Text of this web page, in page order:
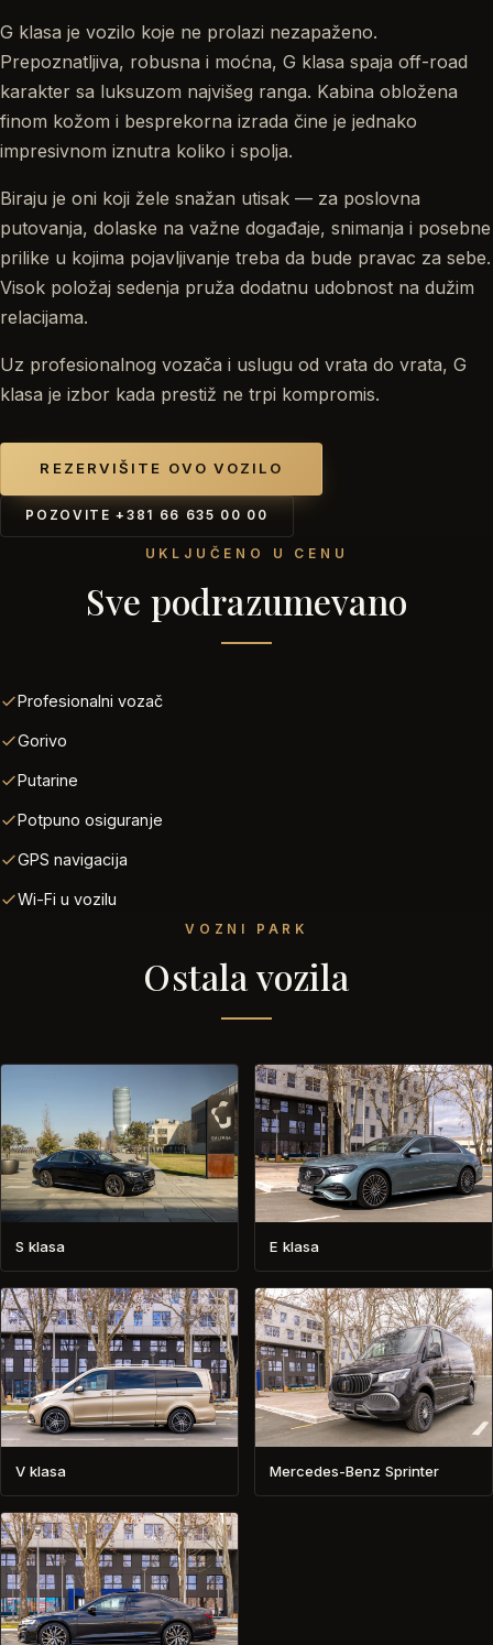
G klasa je vozilo koje ne prolazi nezapaženo.
Prepoznatljiva, robusna i moćna, G klasa spaja off-road
karakter sa luksuzom najvišeg ranga. Kabina obložena
finom kožom i besprekorna izrada čine je jednako
impresivnom iznutra koliko i spolja.
Biraju je oni koji žele snažan utisak — za poslovna
putovanja, dolaske na važne događaje, snimanja i posebne
prilike u kojima pojavljivanje treba da bude pravac za sebe.
Visok položaj sedenja pruža dodatnu udobnost na dužim
relacijama.
Uz profesionalnog vozača i uslugu od vrata do vrata, G
klasa je izbor kada prestiž ne trpi kompromis.
REZERVIŠITE OVO VOZILO
POZOVITE +381 66 635 00 00
UKLJUČENO U CENU
Sve podrazumevano
Profesionalni vozač
Gorivo
Putarine
Potpuno osiguranje
GPS navigacija
Wi-Fi u vozilu
VOZNI PARK
Ostala vozila
S klasa E klasa
V klasa Mercedes-Benz Sprinter